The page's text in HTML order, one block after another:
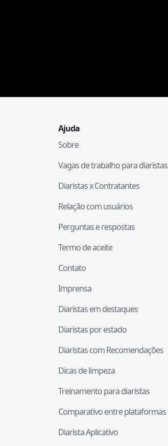
Ajuda
Sobre
Vagas de trabalho para diaristas
Diaristas x Contratantes
Relação com usuários
Perguntas e respostas
Termo de aceite
Contato
Imprensa
Diaristas em destaques
Diaristas por estado
Diaristas com Recomendações
Dicas de limpeza
Treinamento para diaristas
Comparativo entre plataformas
Diarista Aplicativo